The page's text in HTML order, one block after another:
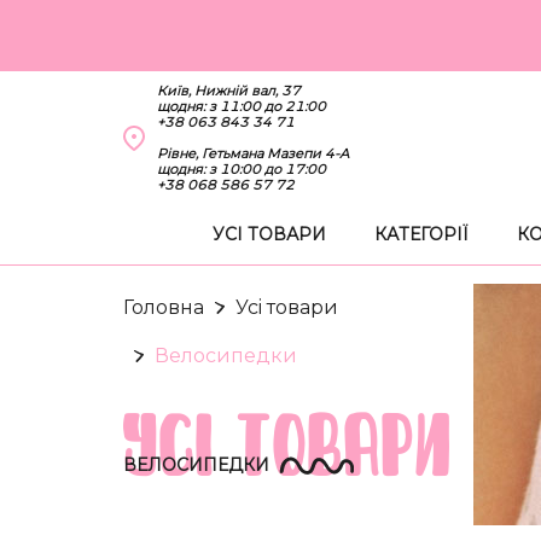
Київ, Нижній вал, 37
щодня: з 11:00 до 21:00
+38 063 843 34 71
Рівне, Гетьмана Мазепи 4-А
щодня: з 10:00 до 17:00
+38 068 586 57 72
УСІ ТОВАРИ КАТЕГОРІЇ
Головна Усi товари
Велосипедки
УСI ТОВАРИ
ВЕЛОСИПЕДКИ